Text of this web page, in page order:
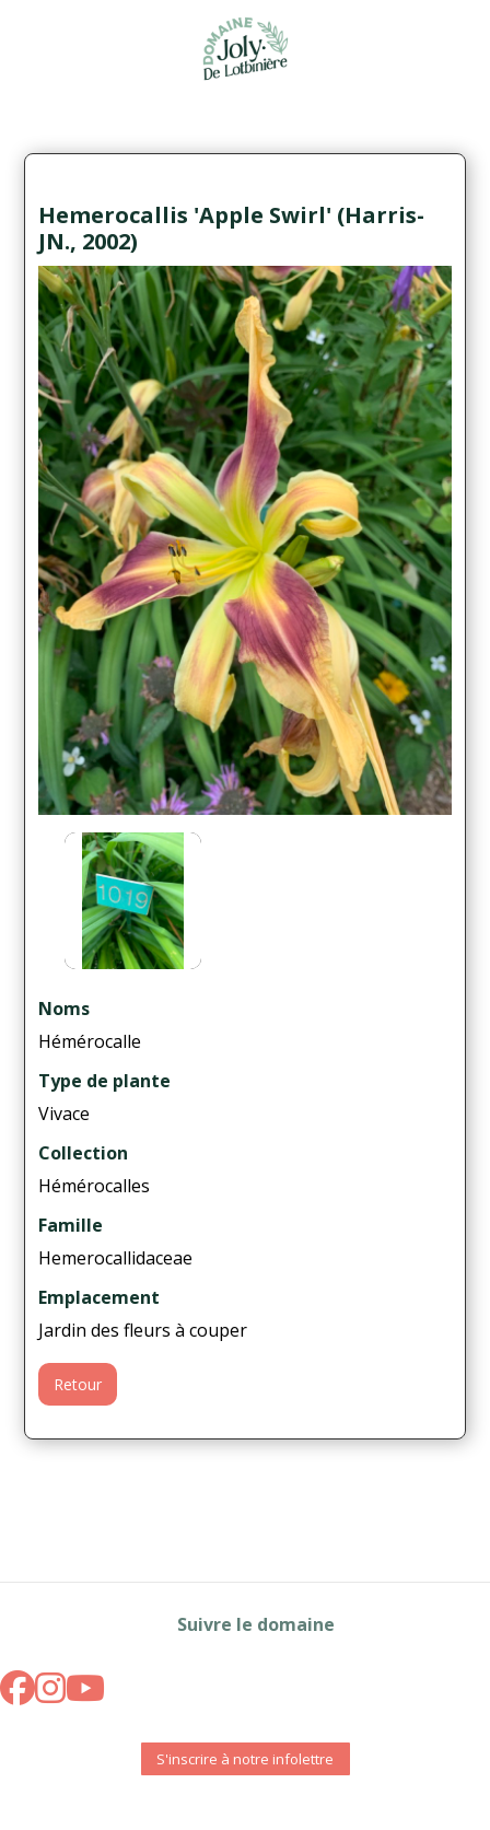
Hemerocallis 'Apple Swirl' (Harris-
JN., 2002)
Noms
Hémérocalle
Type de plante
Vivace
Collection
Hémérocalles
Famille
Hemerocallidaceae
Emplacement
Jardin des fleurs à couper
Retour
Suivre le domaine
S'inscrire à notre infolettre